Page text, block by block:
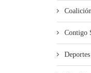
Contigo
Deportes